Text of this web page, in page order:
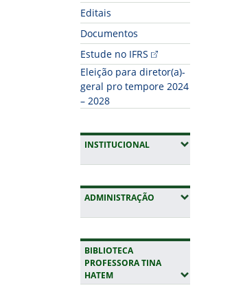
Editais
Documentos
Estude no IFRS
Eleição para diretor(a)-
geral pro tempore 2024
– 2028
INSTITUCIONAL(EXPANDIR SUBMENUS)
ADMINISTRAÇÃO (EXPANDIR
BIBLIOTECA
PROFESSORA TINA
HATEM(EXPANDIR SUBMENUS)